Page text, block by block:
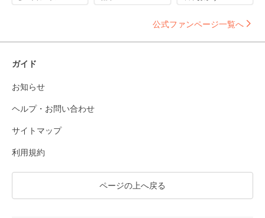
公式ファンページ一覧へ
ガイド
お知らせ
ヘルプ・お問い合わせ
サイトマップ
利用規約
ページの上へ戻る